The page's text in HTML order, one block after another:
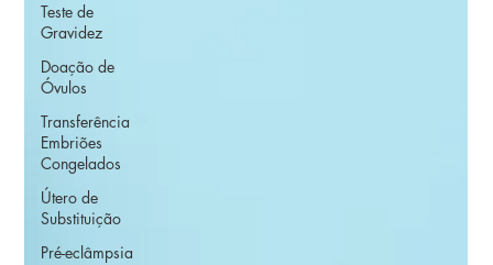
Teste de
Gravidez
Doação de
Óvulos
Transferência
Embriões
Congelados
Útero de
Substituição
Pré-eclâmpsia